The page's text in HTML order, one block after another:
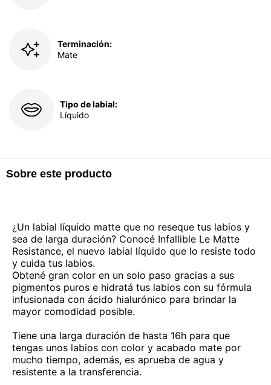
Terminación:
Mate
Tipo de labial:
Líquido
Sobre este producto
¿Un labial líquido matte que no reseque tus labios y
sea de larga duración? Conocé Infallible Le Matte
Resistance, el nuevo labial líquido que lo resiste todo
y cuida tus labios.
Obtené gran color en un solo paso gracias a sus
pigmentos puros e hidratá tus labios con su fórmula
infusionada con ácido hialurónico para brindar la
mayor comodidad posible.
Tiene una larga duración de hasta 16h para que
tengas unos labios con color y acabado mate por
mucho tiempo, además, es aprueba de agua y
resistente a la transferencia.